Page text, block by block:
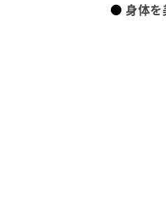
身体